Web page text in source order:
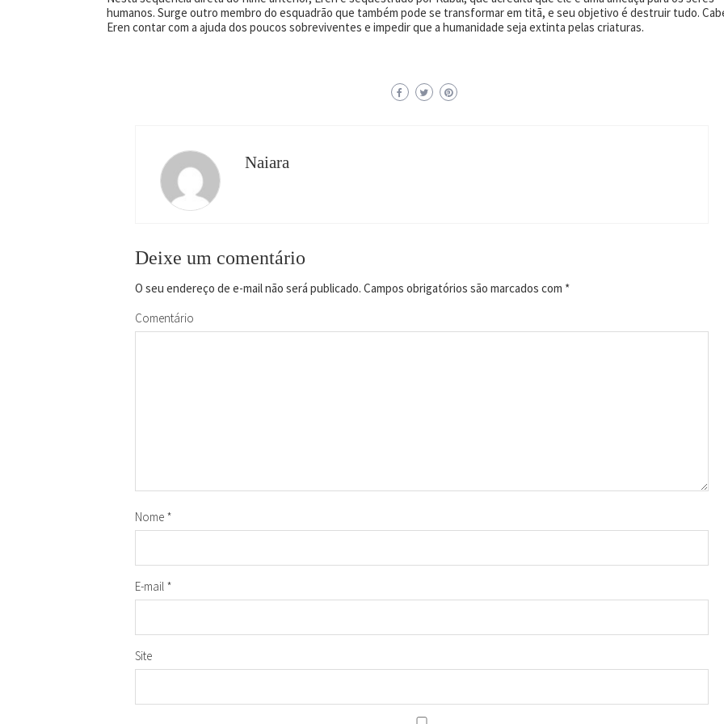
humanos. Surge outro membro do esquadrão que também pode se transformar em titã, e seu objetivo é destruir tudo.
Eren contar com a ajuda dos poucos sobreviventes e impedir que a humanidade seja extinta pelas criaturas.
Naiara
Deixe um comentário
O seu endereço de e-mail não será publicado. Campos obrigatórios são marcados com *
Comentário
Nome *
E-mail *
Site